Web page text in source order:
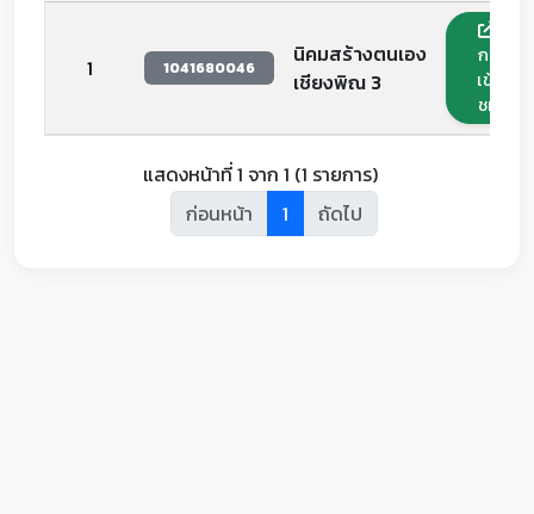
1 1041680046
นิคมสร้างตนเอง
เชียงพิณ 3
กด
เข้า
ชม
แสดงหน้าที่ 1 จาก 1 (1 รายการ)
ก่อนหน้า
1 ถัดไป